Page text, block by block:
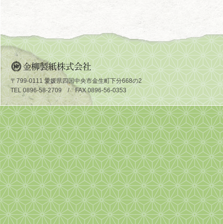
〒799-0111 愛媛県四国中央市金生町下分668の2
TEL 0896-58-2709 / FAX 0896-56-0353